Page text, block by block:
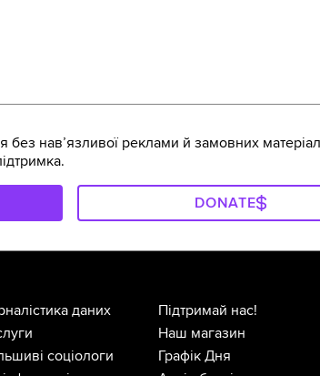
навʼязливої реклами й замовних
DONATE
даних
соціологи
Підтримай нас!
Наш магазин
Графік Дня